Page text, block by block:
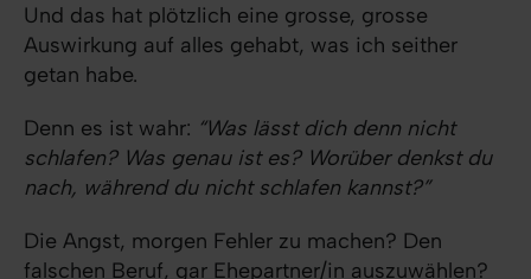
Und das hat plötzlich eine grosse, grosse
Auswirkung auf alles gehabt, was ich seither
getan habe.
Denn es ist wahr: “Was lässt dich denn nicht
schlafen? Was genau ist es? Worüber denkst du
nach, während du nicht schlafen kannst?”
Die Angst, morgen Fehler zu machen? Den
falschen Beruf, gar Ehepartner/in auszuwählen?